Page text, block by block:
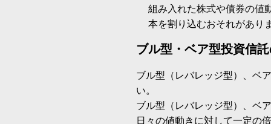
組み入れた株式や債券の値
本を割り込むおそれがあり
ブル型・ベア型投資信
ブル型（レバレッジ型）、ベ
い。
ブル型（レバレッジ型）、ベ
日々の値動きに対して一定の